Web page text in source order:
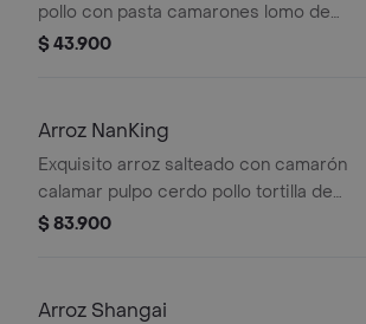
pollo con pasta camarones lomo de
cerdo huevo y topping de cebollin.
$ 43.900
Arroz NanKing
Exquisito arroz salteado con camarón
calamar pulpo cerdo pollo tortilla de
huevo cebollín y raíces. (sugerido para
$ 83.900
Arroz Shangai